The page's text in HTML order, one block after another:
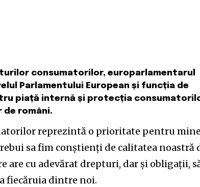
consumatorilor, europarlamentarul
Parlamentului European și funcția de
piață internă și protecția
de români.
reprezintă o prioritate pentru
sa fim conștienți de calitatea noastră
are cu adevărat drepturi, dar și obligații,
fiecăruia dintre noi.